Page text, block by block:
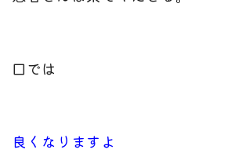
口では
良くなりますよ